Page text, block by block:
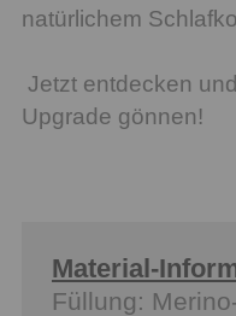
natürlichem
Jetzt entdecken
Upgrade gönnen!
Material-
Füllung: